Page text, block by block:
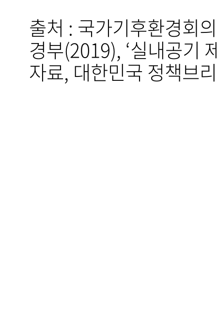
출처 : 국가기후환경회
경부(2019), ‘실내공기
자료, 대한민국 정책브